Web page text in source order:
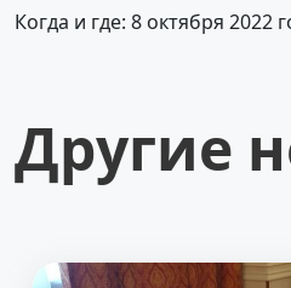
Когда и где: 8 октября 2022
Другие